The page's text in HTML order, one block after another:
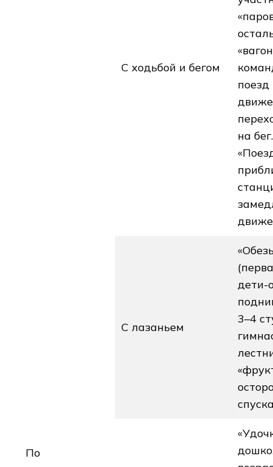
По
С ходьбой и бегом
на
С лазаньем
дети-
3–4